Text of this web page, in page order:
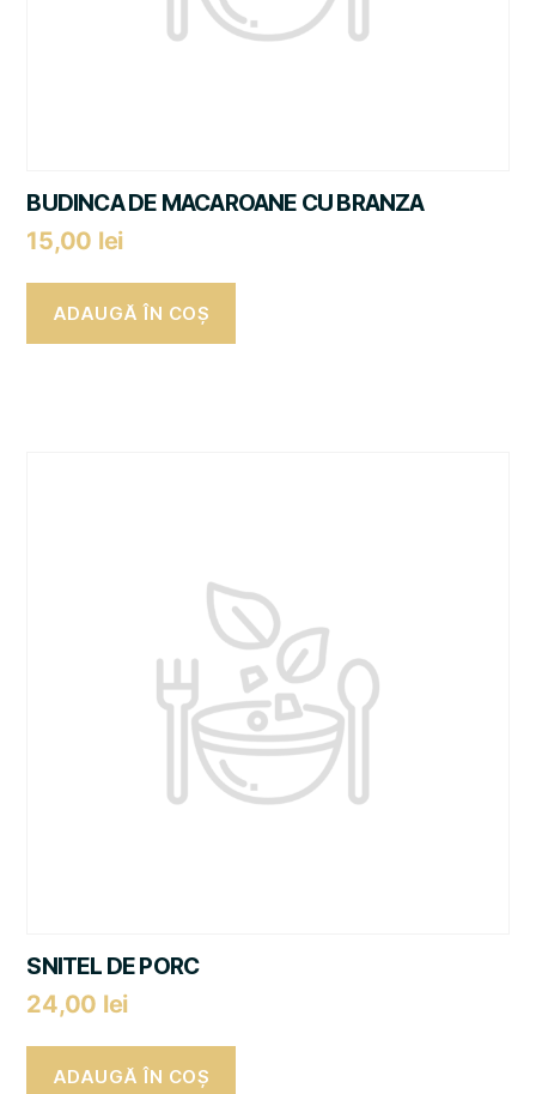
BUDINCA DE MACAROANE CU BRANZA
15,00 lei
ADAUGĂ ÎN COȘ
SNITEL DE PORC
24,00 lei
ADAUGĂ ÎN COȘ